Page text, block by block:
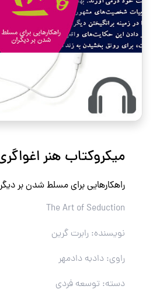
میکروکتاب هنر
راهکارهایی برای مسلط شدن بر
The Art of Seduction
نویسنده: رابرت گرین
راوی: دادبه دادمهر
دسته: توسعه فردی